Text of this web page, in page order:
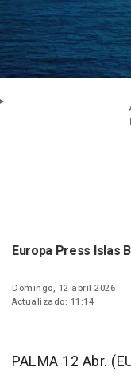
-
Europa Press Islas
Domingo, 12 abril 2026
Actualizado: 11:14
PALMA 12 Abr.